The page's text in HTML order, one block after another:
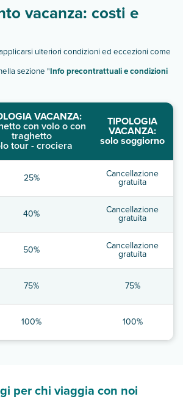
vacanza: costi e
ulteriori condizioni ed eccezioni come
sezione "Info precontrattuali e condizioni
VACANZA:
con volo o con
traghetto
tour - crociera
TIPOLOGIA
VACANZA:
solo soggiorno
25% Cancellazione
gratuita
40% Cancellazione
gratuita
50% Cancellazione
gratuita
75% 75%
100% 100%
per chi viaggia con noi